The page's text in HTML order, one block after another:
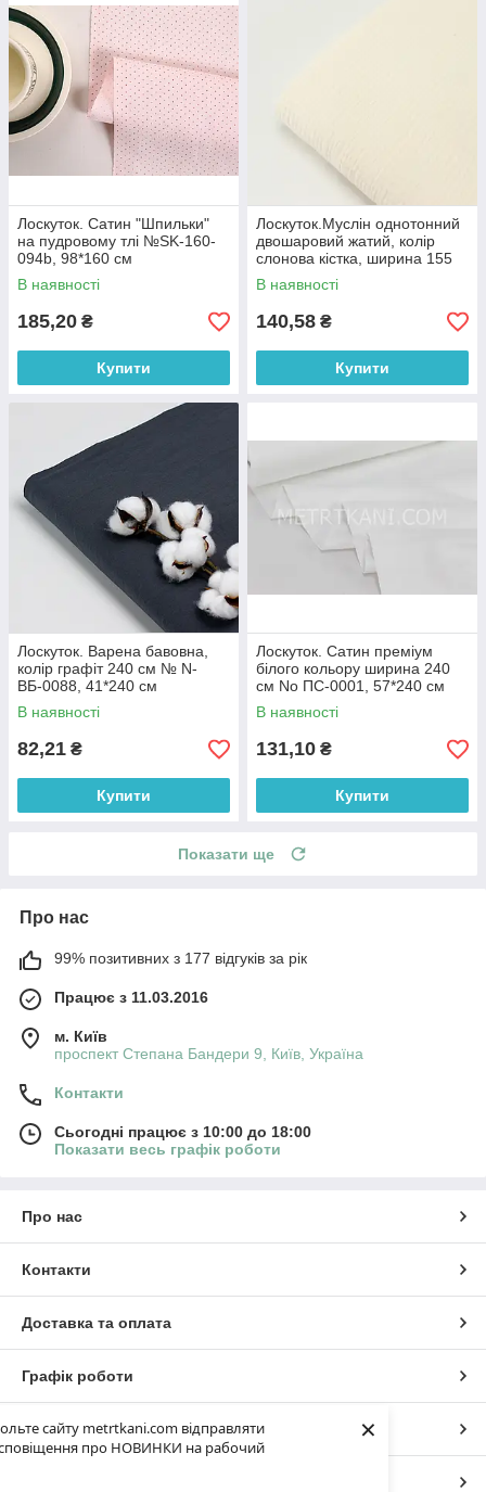
сайту metrtkani.com відправляти
про НОВИНКИ на рабочий
×
Лоскуток. Сатин "Шпильки"
на пудровому тлі №SK-160-
094b, 98*160 см
В наявності
185,20 ₴
Купити
Лоскуток.Муслін однотонний
двошаровий жатий, колір
слонова кістка, ширина 155
см No МЖ-3-90, 71*155 см
В наявності
140,58 ₴
Купити
Лоскуток. Варена бавовна,
колір графіт 240 см № N-
ВБ-0088, 41*240 см
В наявності
82,21 ₴
Купити
Лоскуток. Сатин преміум
білого кольору ширина 240
см No ПС-0001, 57*240 см
В наявності
131,10 ₴
Купити
Показати ще
Про нас
99% позитивних з 177 відгуків за рік
Працює з 11.03.2016
м. Київ
проспект Степана Бандери 9, Київ, Україна
Контакти
Сьогодні працює з 10:00 до 18:00
Показати весь графік роботи
Про нас
Контакти
Доставка та оплата
Графік роботи
Повна версія сайту